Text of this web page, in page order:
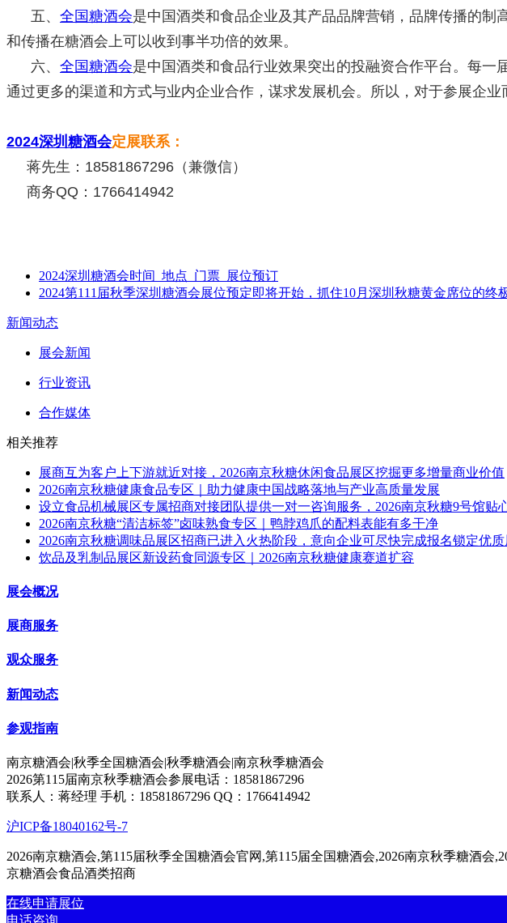
五、 全国糖酒会是中国酒类和食品企业及其产品品牌营销，品牌传播的制
和传播在糖酒会上可以收到事半功倍的效果。
六、 全国糖酒会是中国酒类和食品行业效果突出的投融资合作平台。每
通过更多的渠道和方式与业内企业合作，谋求发展机会。所以，对于参展企
2024深圳糖酒会定展联系：
蒋先生：18581867296（兼微信）
商务QQ：1766414942
2024深圳糖酒会时间_地点_门票_展位预订
2024第111届秋季深圳糖酒会展位预定即将开始，抓住10月深圳秋糖黄金席位的终
新闻动态
展会新闻
行业资讯
合作媒体
相关推荐
展商互为客户上下游就近对接，2026南京秋糖休闲食品展区挖掘更多增量商业价值
2026南京秋糖健康食品专区｜助力健康中国战略落地与产业高质量发展
设立食品机械展区专属招商对接团队提供一对一咨询服务，2026南京秋糖9号馆贴
2026南京秋糖“清洁标签”卤味熟食专区｜鸭脖鸡爪的配料表能有多干净
2026南京秋糖调味品展区招商已进入火热阶段，意向企业可尽快完成报名锁定优质
饮品及乳制品展区新设药食同源专区｜2026南京秋糖健康赛道扩容
展会概况
展商服务
观众服务
新闻动态
参观指南
南京糖酒会|秋季全国糖酒会|秋季糖酒会|南京秋季糖酒会
2026第115届南京秋季糖酒会参展电话：18581867296
联系人：蒋经理 手机：18581867296 QQ：1766414942
沪ICP备18040162号-7
2026南京糖酒会,第115届秋季全国糖酒会官网,第115届全国糖酒会,2026南京秋季糖酒
京糖酒会食品酒类招商
在线申请展位